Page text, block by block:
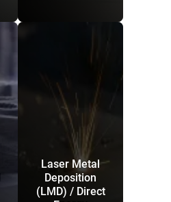
Laser Metal
Deposition
(LMD) / Direct